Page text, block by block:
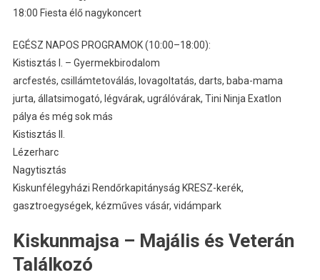
18:00 Fiesta élő nagykoncert
EGÉSZ NAPOS PROGRAMOK (10:00–18:00):
Kistisztás I. – Gyermekbirodalom
arcfestés, csillámtetoválás, lovagoltatás, darts, baba-mama
jurta, állatsimogató, légvárak, ugrálóvárak, Tini Ninja Exatlon
pálya és még sok más
Kistisztás II.
Lézerharc
Nagytisztás
Kiskunfélegyházi Rendőrkapitányság KRESZ-kerék,
gasztroegységek, kézműves vásár, vidámpark
Kiskunmajsa – Majális és Veterán
Találkozó